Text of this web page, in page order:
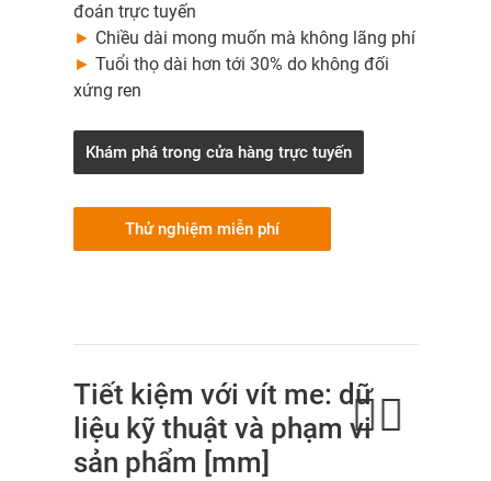
đoán trực tuyến
► Chiều dài mong muốn mà không lãng phí
► Tuổi thọ dài hơn tới 30% do không đối
xứng ren
Khám phá trong cửa hàng trực tuyến
Thử nghiệm miễn phí
Tiết kiệm với vít me: dữ
liệu kỹ thuật và phạm vi
sản phẩm [mm]